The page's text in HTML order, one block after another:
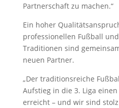
Partnerschaft zu machen.“
Ein hoher
professionellen Fußball
Traditionen sind
neuen Partner.
„Der traditionsreiche
Aufstieg in die 3. Liga
erreicht – und wir sind